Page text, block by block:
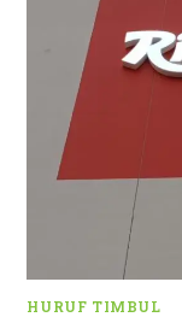
HURUF TIMBUL